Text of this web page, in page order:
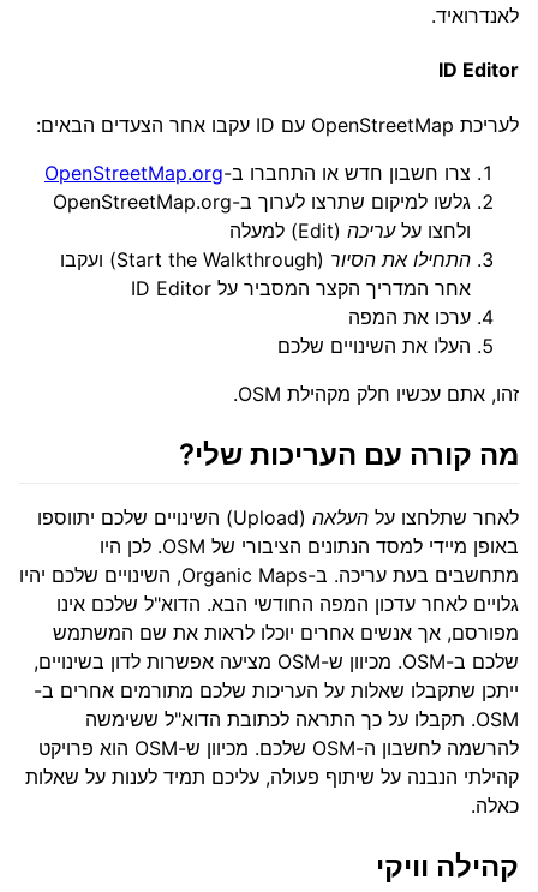
לאנדרואיד.
ID Editor
לעריכת OpenStreetMap עם ID עקבו אחר הצעדים הבאים:
צרו חשבון חדש או התחברו ב-OpenStreetMap.org
גלשו למיקום שתרצו לערוך ב-OpenStreetMap.org
ולחצו עלעריכה (Edit) למעלה
התחילו את הסיור
(Start the Walkthrough) ועקבו
אחר המדריך הקצר המסביר על ID Editor
ערכו את המפה
העלו את השינויים שלכם
זהו, אתם עכשיו חלק מקהילת OSM.
מה קורה עם העריכות שלי?
לאחר שתלחצו על העלאה
(Upload) השינויים שלכם יתווספו
באופן מיידי למסד הנתונים הציבורי של OSM. לכן היו
מתחשבים בעת עריכה. ב-Organic Maps, השינויים שלכם יהיו
גלויים לאחר עדכון המפה החודשי הבא. הדוא"ל שלכם אינו
מפורסם, אך אנשים אחרים יוכלו לראות את שם המשתמש
שלכם ב-OSM. מכיוון ש-OSM מציעה אפשרות לדון בשינויים,
ייתכן שתקבלו שאלות על העריכות שלכם מתורמים אחרים ב-
OSM. תקבלו על כך התראה לכתובת הדוא"ל ששימשה
להרשמה לחשבון ה-OSM שלכם. מכיוון ש-OSM הוא פרויקט
קהילתי הנבנה על שיתוף פעולה, עליכם תמיד לענות על שאלות
כאלה.
קהילה וויקי